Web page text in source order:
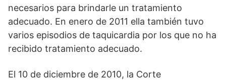
necesarios para brindarle un tratamiento
adecuado. En enero de 2011 ella también tuvo
varios episodios de taquicardia por los que no ha
recibido tratamiento adecuado.
El 10 de diciembre de 2010, la Corte